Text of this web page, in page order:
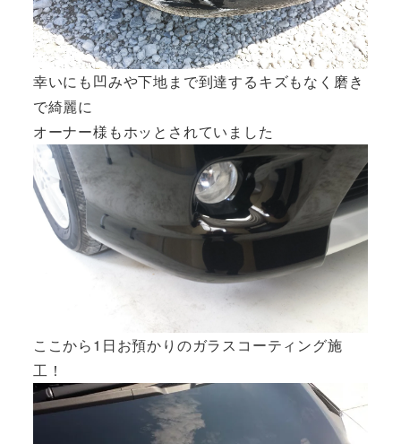
幸いにも凹みや下地まで到達するキズもなく磨き
で綺麗に
オーナー様もホッとされていました
ここから1日お預かりのガラスコーティング施
工！